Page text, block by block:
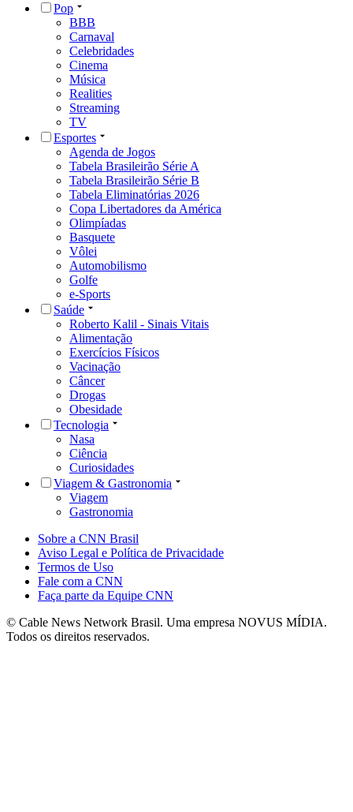
Pop
BBB
Carnaval
Celebridades
Cinema
Música
Realities
Streaming
TV
Esportes
Agenda de Jogos
Tabela Brasileirão Série A
Tabela Brasileirão Série B
Tabela Eliminatórias 2026
Copa Libertadores da América
Olimpíadas
Basquete
Vôlei
Automobilismo
Golfe
e-Sports
Saúde
Roberto Kalil - Sinais Vitais
Alimentação
Exercícios Físicos
Vacinação
Câncer
Drogas
Obesidade
Tecnologia
Nasa
Ciência
Curiosidades
Viagem & Gastronomia
Viagem
Gastronomia
Sobre a CNN Brasil
Aviso Legal e Política de Privacidade
Termos de Uso
Fale com a CNN
Faça parte da Equipe CNN
© Cable News Network Brasil. Uma empresa NOVUS MÍDIA.
Todos os direitos reservados.